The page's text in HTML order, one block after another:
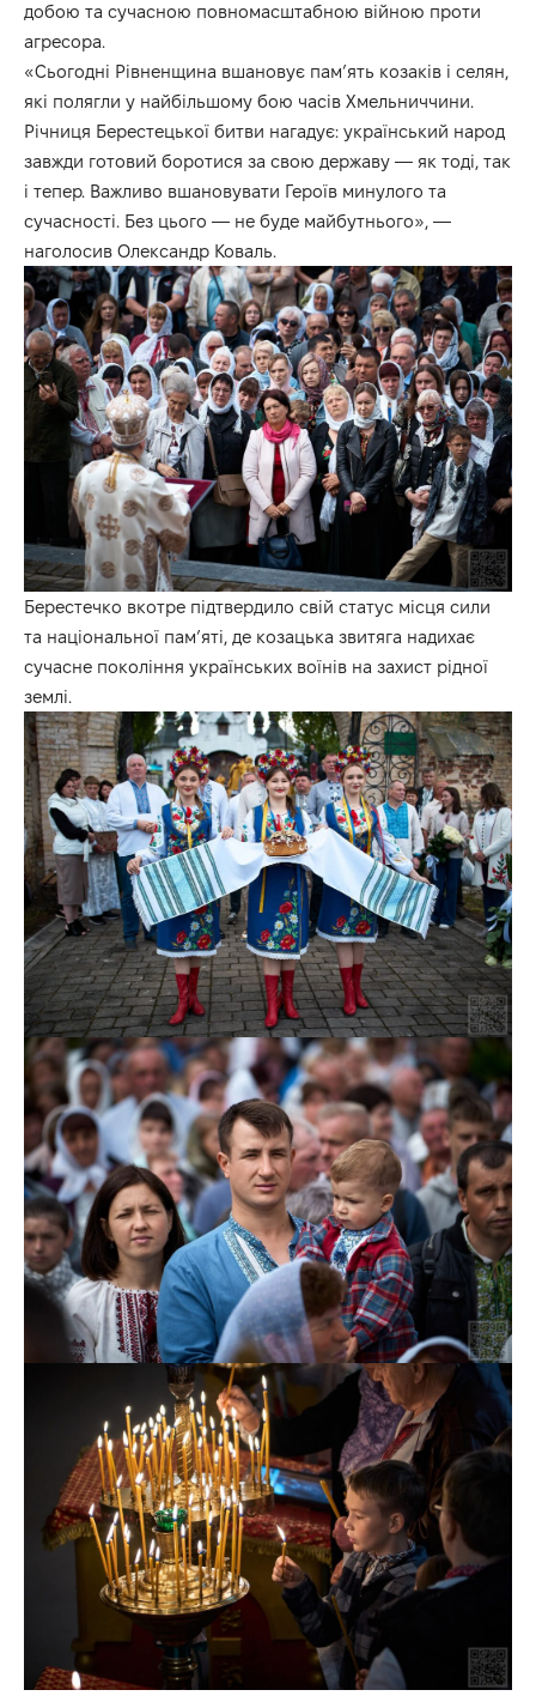
добою та сучасною повномасштабною війною проти
агресора.
«Сьогодні Рівненщина вшановує пам’ять козаків і селян,
які полягли у найбільшому бою часів Хмельниччини.
Річниця Берестецької битви нагадує: український народ
завжди готовий боротися за свою державу — як тоді, так
і тепер. Важливо вшановувати Героїв минулого та
сучасності. Без цього — не буде майбутнього», —
наголосив Олександр Коваль.
Берестечко вкотре підтвердило свій статус місця сили
та національної пам’яті, де козацька звитяга надихає
сучасне покоління українських воїнів на захист рідної
землі.